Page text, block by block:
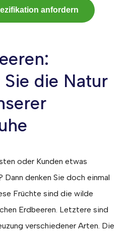
anfordern
die Natur
oder Kunden etwas
Dann denken Sie doch einmal
Früchte sind die wilde
Erdbeeren. Letztere sind
verschiedener Arten. Die